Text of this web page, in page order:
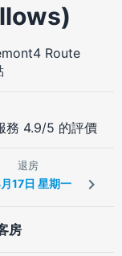
Route
務 4.9/5 的評價
退房
房